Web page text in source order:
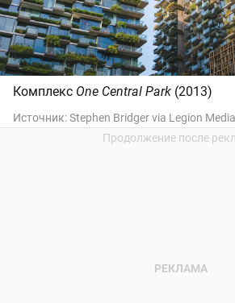
Комплекс One Central Park (2013)
Источник:Stephen Bridger via Legion Media